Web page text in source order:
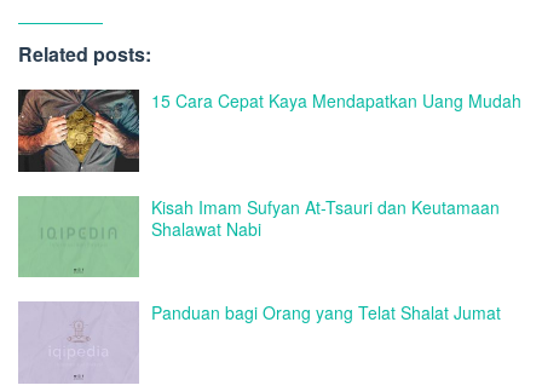
Related posts:
15 Cara Cepat Kaya Mendapatkan Uang Mudah
Kisah Imam Sufyan At-Tsauri dan Keutamaan
Shalawat Nabi
Panduan bagi Orang yang Telat Shalat Jumat